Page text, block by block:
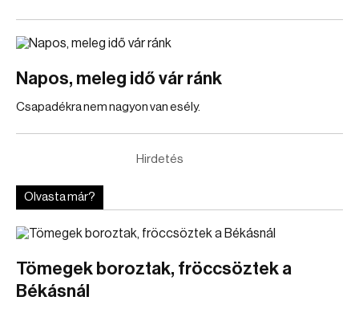
Napos, meleg idő vár ránk
Csapadékra nem nagyon van esély.
Hirdetés
Olvasta már?
Tömegek boroztak, fröccsöztek a
Békásnál